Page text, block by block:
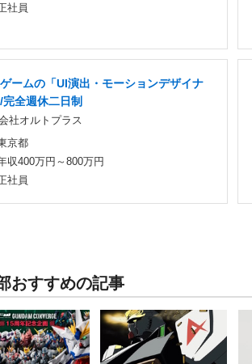
社員
ームの「UI演出・モーションデザイナ
完全週休二日制
社オルトプラス
京都
収400万円～800万円
社員
おすすめの記事